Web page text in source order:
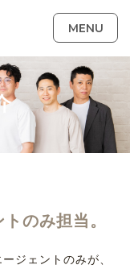
MENU
のみ担当。
ジェントのみが、